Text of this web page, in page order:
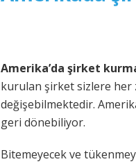
Amerika’da şirket
kurulan şirket sizlere her
değişebilmektedir.
geri dönebiliyor.
Bitemeyecek ve